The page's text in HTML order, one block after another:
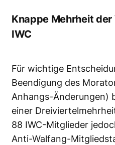
Knappe Mehrheit
IWC
Für wichtige
Beendigung des
Anhangs-Änderungen)
einer
88 IWC-Mitglieder
Anti-Walfang-